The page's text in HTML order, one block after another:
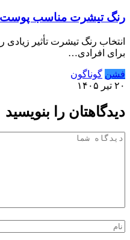
رنگ تیشرت مناسب
انتخاب رنگ تیشرت تأثیر
برای افرادی…
فشن گوناگون
۲۰ تیر ۱۴۰۵
دیدگاهتان را بنویسید